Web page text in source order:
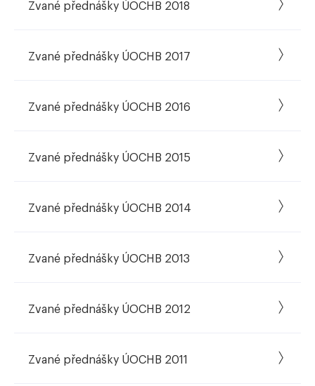
Zvané přednášky ÚOCHB 2018
Zvané přednášky ÚOCHB 2017
Zvané přednášky ÚOCHB 2016
Zvané přednášky ÚOCHB 2015
Zvané přednášky ÚOCHB 2014
Zvané přednášky ÚOCHB 2013
Zvané přednášky ÚOCHB 2012
Zvané přednášky ÚOCHB 2011